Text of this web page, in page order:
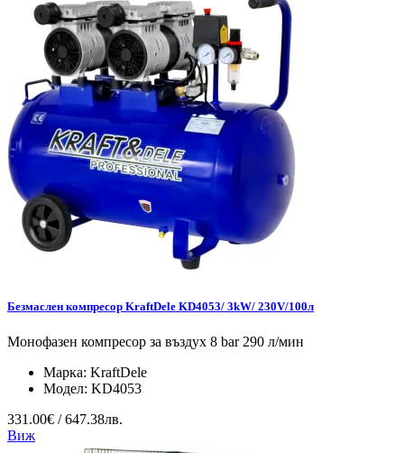
Безмаслен компресор KraftDele KD4053/ 3kW/ 230V/100л
Монофазен компресор за въздух 8 bar 290 л/мин
Марка: KraftDele
Модел: KD4053
331.00€ / 647.38лв.
Виж